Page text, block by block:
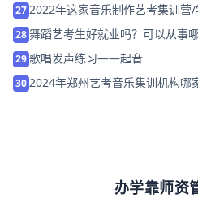
27 2022年这家音乐制作艺考集训营/
28舞蹈艺考生好就业吗？可以从事
29歌唱发声练习——起音
30 2024年郑州艺考音乐集训机构哪
办学靠师资